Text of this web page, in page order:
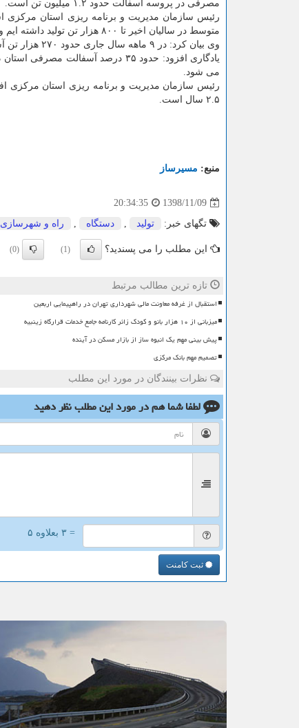
مصرفی در پروسه اسفالت حدود ۱.۲ میلیون تن است.
متوسط در سالیان اخیر تا ۸۰۰ هزار تن تولید داشته ایم و حداكثر تا ۱.۵ میلیون تن تولید شده است.
وی بیان كرد: در ۹ ماهه سال جاری حدود ۲۷۰ هزار تن آسفالت تولید شده كه پیش بینی می شود این تولید تا آخر سال به ۴۰۰ هزار تن برسد.
می شود.
۲.۵ سال است.
منبع: مسیرساز
1398/11/09
20:34:35
تگهای خبر: تولید , دستگاه , راه و شهرسازی
این مطلب را می پسندید؟ (1)
(0)
تازه ترین مطالب مرتبط
استقبال از غرفه معاونت مالی شهرداری تهران در راهپیمایی اربعین
میزبانی از ۱۰ هزار بانو و کودک زائر کارنامه جامع خدمات قرارگاه زینبیه
پیش بینی مهم یک انبوه ساز از بازار مسکن در آینده
تصمیم مهم بانک مرکزی
نظرات بینندگان در مورد این مطلب
لطفا شما همدر مورد این مطلبنظر دهید
= ۳ بعلاوه ۵
ثبت کامنت